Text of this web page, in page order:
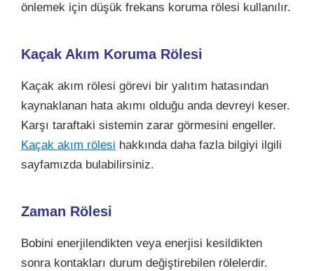
önlemek için düşük frekans koruma rölesi kullanılır.
Kaçak Akım Koruma Rölesi
Kaçak akım rölesi görevi bir yalıtım hatasından
kaynaklanan hata akımı olduğu anda devreyi keser.
Karşı taraftaki sistemin zarar görmesini engeller.
Kaçak akım rölesi hakkında daha fazla bilgiyi ilgili
sayfamızda bulabilirsiniz.
Zaman Rölesi
Bobini enerjilendikten veya enerjisi kesildikten
sonra kontakları durum değiştirebilen rölelerdir.